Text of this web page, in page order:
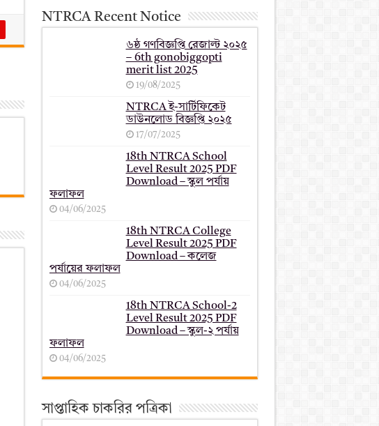
NTRCA Recent Notice
৬ষ্ঠ গণবিজ্ঞপ্তি রেজাল্ট ২০২৫
– 6th gonobiggopti
merit list 2025
19/08/2025
NTRCA ই-সার্টিফিকেট
ডাউনলোড বিজ্ঞপ্তি ২০২৫
17/07/2025
18th NTRCA School
Level Result 2025 PDF
Download – স্কুল পর্যায়
ফলাফল
04/06/2025
18th NTRCA College
Level Result 2025 PDF
Download – কলেজ
পর্যায়ের ফলাফল
04/06/2025
18th NTRCA School-2
Level Result 2025 PDF
Download – স্কুল-২ পর্যায়
ফলাফল
04/06/2025
সাপ্তাহিক চাকরির পত্রিকা